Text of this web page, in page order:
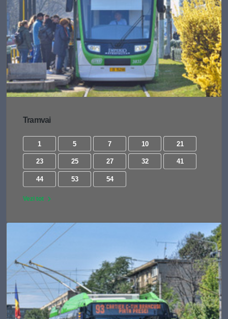
Tramvai
1 5 7 10 21
23 25 27 32 41
44 53 54
Vezi tot